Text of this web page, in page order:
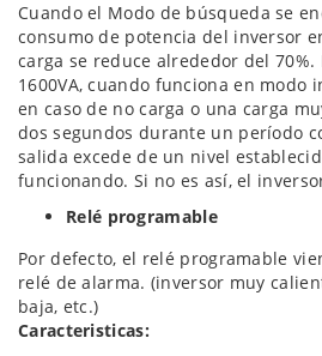
Cuando el Modo de búsqueda se
consumo de potencia del inversor
carga se reduce alrededor del
1600VA, cuando funciona en modo
en caso de no carga o una carga
dos segundos durante un período
salida excede de un nivel
funcionando. Si no es así, el
Relé programable
Por defecto, el relé programable
relé de alarma. (inversor muy
baja, etc.)
Caracteristicas: